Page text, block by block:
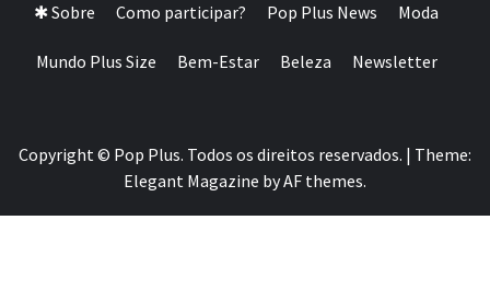
✱ Sobre Como participar? Pop Plus News Moda
Mundo Plus Size Bem-Estar Beleza Newsletter
Copyright © Pop Plus. Todos os direitos reservados. | Theme:
Elegant Magazine byAF themes.